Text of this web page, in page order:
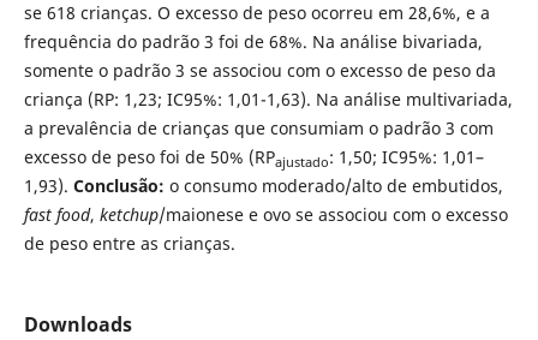
se 618 crianças. O excesso de peso ocorreu em 28,6%, e a
frequência do padrão 3 foi de 68%. Na análise bivariada,
somente o padrão 3 se associou com o excesso de peso da
criança (RP: 1,23; IC95%: 1,01-1,63). Na análise multivariada,
a prevalência de crianças que consumiam o padrão 3 com
excesso de peso foi de 50% (RPajustado: 1,50; IC95%: 1,01–
1,93). Conclusão: o consumo moderado/alto de embutidos,
fast food, ketchup/maionese e ovo se associou com o excesso
de peso entre as crianças.
Downloads